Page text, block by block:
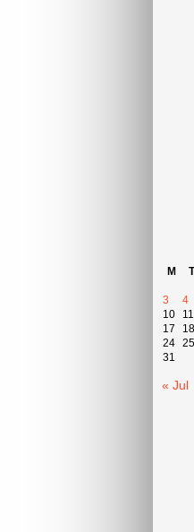
M
T
3
4
10
11
17
18
24 25
31
« Jul